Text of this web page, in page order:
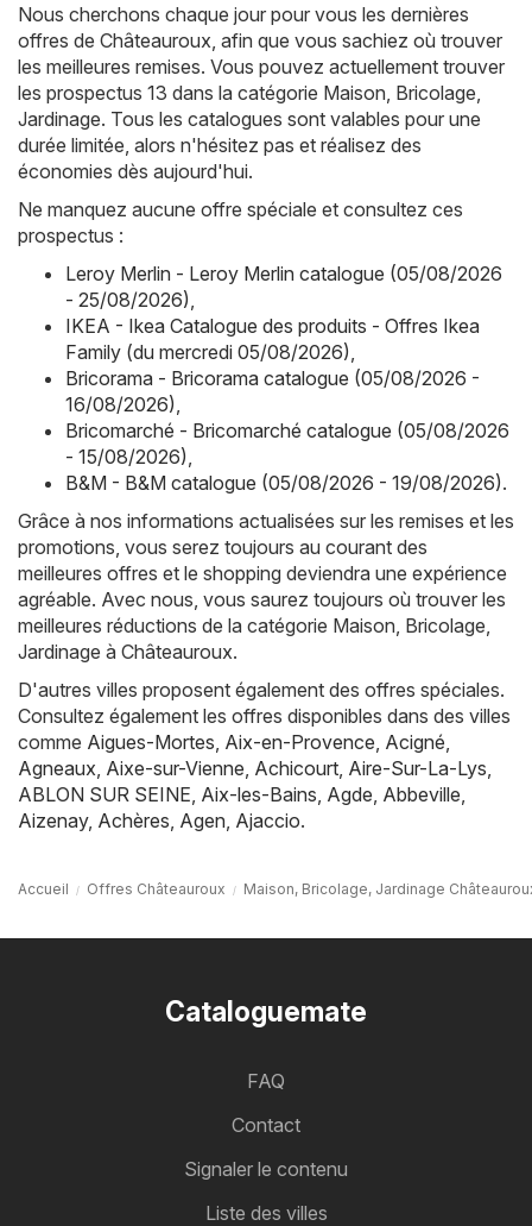
Nous cherchons chaque jour pour vous les dernières
offres de Châteauroux, afin que vous sachiez où trouver
les meilleures remises. Vous pouvez actuellement trouver
les prospectus 13 dans la catégorie Maison, Bricolage,
Jardinage. Tous les catalogues sont valables pour une
durée limitée, alors n'hésitez pas et réalisez des
économies dès aujourd'hui.
Ne manquez aucune offre spéciale et consultez ces
prospectus :
Leroy Merlin - Leroy Merlin catalogue (05/08/2026
- 25/08/2026)
IKEA - Ikea Catalogue des produits - Offres Ikea
Family (du mercredi 05/08/2026)
Bricorama - Bricorama catalogue (05/08/2026 -
16/08/2026)
Bricomarché - Bricomarché catalogue (05/08/2026
- 15/08/2026)
B&M - B&M catalogue (05/08/2026 - 19/08/2026).
Grâce à nos informations actualisées sur les remises et les
promotions, vous serez toujours au courant des
meilleures offres et le shopping deviendra une expérience
agréable. Avec nous, vous saurez toujours où trouver les
meilleures réductions de la catégorie Maison, Bricolage,
Jardinage à Châteauroux.
D'autres villes proposent également des offres spéciales.
Consultez également les offres disponibles dans des villes
comme Aigues-Mortes Aix-en-Provence Acigné
Agneaux Aixe-sur-Vienne Achicourt Aire-Sur-La-Lys
ABLON SUR SEINE Aix-les-Bains Agde Abbeville
Aizenay, Achères Agen Ajaccio.
Accueil Offres Châteauroux Maison, Bricolage, Jardinage
Cataloguemate
FAQ
Contact
Signaler le contenu
Liste des villes